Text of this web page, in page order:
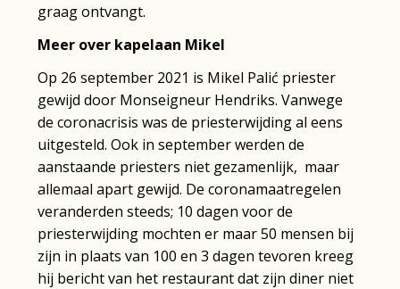
graag ontvangt.
Meer over kapelaan Mikel
Op 26 september 2021 is Mikel Palić priester
gewijd door Monseigneur Hendriks. Vanwege
de coronacrisis was de priesterwijding al eens
uitgesteld. Ook in september werden de
aanstaande priesters niet gezamenlijk, maar
allemaal apart gewijd. De coronamaatregelen
veranderden steeds; 10 dagen voor de
priesterwijding mochten er maar 50 mensen bij
zijn in plaats van 100 en 3 dagen tevoren kreeg
hij bericht van het restaurant dat zijn diner niet